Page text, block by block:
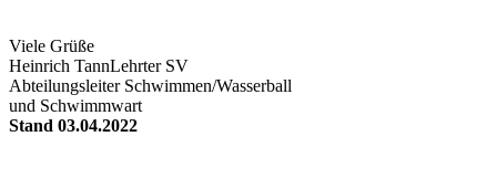
Viele Grüße
Heinrich TannLehrter SV
Abteilungsleiter Schwimmen/Wasserball
und Schwimmwart
Stand 03.04.2022